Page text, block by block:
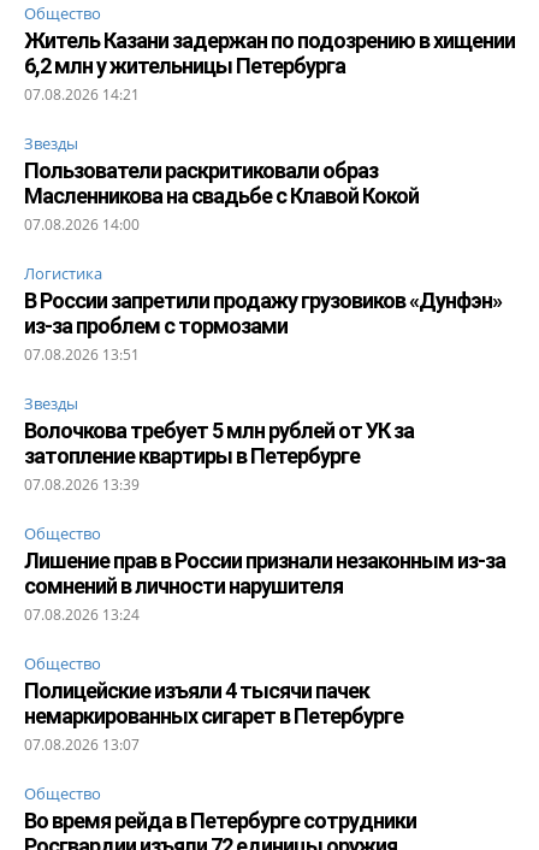
Общество
Житель Казани задержан по подозрению в хищении
6,2 млн у жительницы Петербурга
07.08.2026 14:21
Звезды
Пользователи раскритиковали образ
Масленникова на свадьбе с Клавой Кокой
07.08.2026 14:00
Логистика
В России запретили продажу грузовиков «Дунфэн»
из-за проблем с тормозами
07.08.2026 13:51
Звезды
Волочкова требует 5 млн рублей от УК за
затопление квартиры в Петербурге
07.08.2026 13:39
Общество
Лишение прав в России признали незаконным из-за
сомнений в личности нарушителя
07.08.2026 13:24
Общество
Полицейские изъяли 4 тысячи пачек
немаркированных сигарет в Петербурге
07.08.2026 13:07
Общество
Во время рейда в Петербурге сотрудники